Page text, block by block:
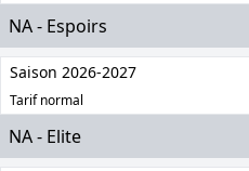
NA - Espoirs
Saison 2026-2027
Tarif normal
NA - Elite